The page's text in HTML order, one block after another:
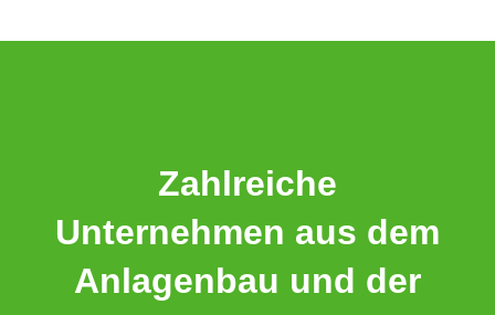
Zahlreiche
Unternehmen aus dem
Anlagenbau und der